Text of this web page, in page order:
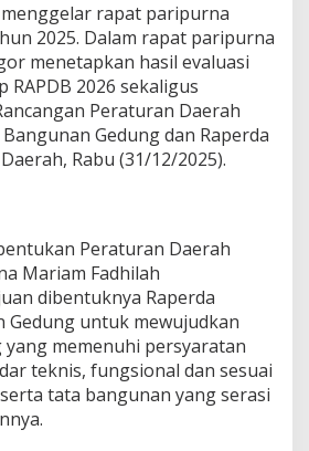
o
T
e
t
a
p
k
a
P
e
r
d
a
rapat paripurna
2025. Dalam rapat paripurna
menetapkan hasil evaluasi
2026 sekaligus
Peraturan Daerah
Gedung dan Raperda
Rabu (31/12/2025).
Peraturan Daerah
Mariam Fadhilah
dibentuknya Raperda
Gedung untuk mewujudkan
memenuhi persyaratan
teknis, fungsional dan sesuai
tata bangunan yang serasi